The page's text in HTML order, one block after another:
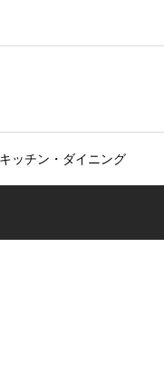
キッチン・ダイニング